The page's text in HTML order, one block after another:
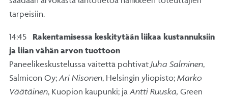
tarpeisiin.
14:45 Rakentamisessa keskitytään liikaa kustannuksiin
ja liian vähän arvon tuottoon
Paneelikeskustelussa väitettä pohtivat Juha Salminen,
Salmicon Oy; Ari Nisonen, Helsingin yliopisto; Marko
Väätäinen, Kuopion kaupunki; ja Antti Ruuska, Green